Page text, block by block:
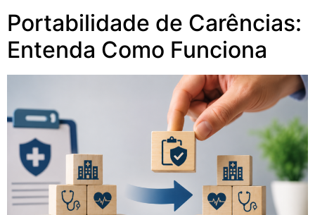
Portabilidade de Carências:
Entenda Como Funciona